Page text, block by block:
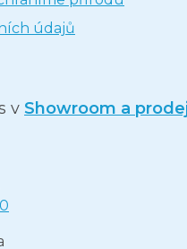
údajů
v Showroom a